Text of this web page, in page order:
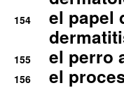
154
el papel
155 el perro
156 el